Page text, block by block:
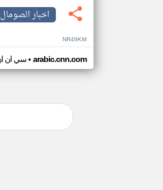
اخبار الصومال
NR49KM
سي ان• arabic.cnn.com